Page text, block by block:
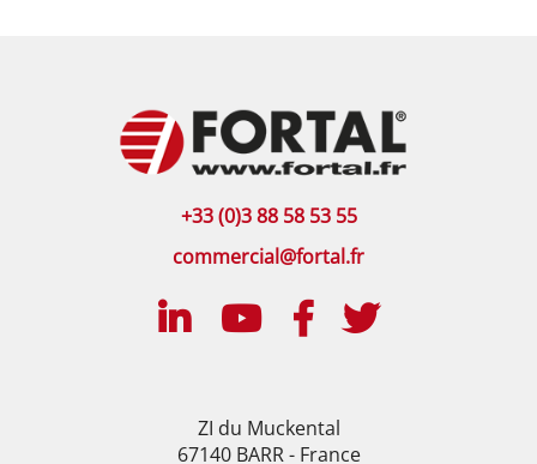
+33 (0)3 88 58 53 55
commercial@fortal.fr
ZI du Muckental
67140 BARR - France